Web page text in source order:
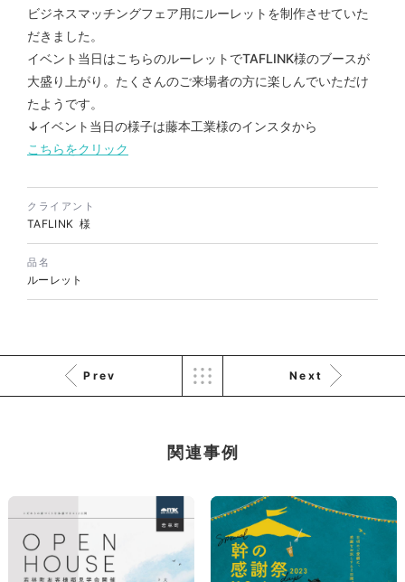
株式会社KDK様 コーポレート
サイト制作
コーポレートサイト
#メーカー・製造業・工業・インフ
印刷物
株式会社三共様 さんきょちゃ
んぬいぐるみ
ビジネスマッチングフェア用にルーレットを制作させていた
だきました。
イベント当日はこちらのルーレットでTAFLINK様のブースが
大盛り上がり。たくさんのご来場者の方に楽しんでいただけ
たようです。
↓イベント当日の様子は藤本工業様のインスタから
こちらをクリック
クライアント
TAFLINK 様
品名
ルーレット
Prev Next
関連事例